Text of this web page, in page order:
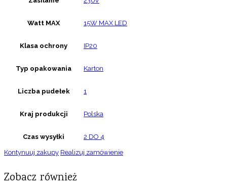
Watt MAX 15W MAX LED
Klasa ochrony IP20
Typ opakowania Karton
Liczba pudełek 1
Kraj produkcji Polska
Czas wysyłki 2 DO 4
Kontynuuj zakupy Realizuj zamówienie
Zobacz również